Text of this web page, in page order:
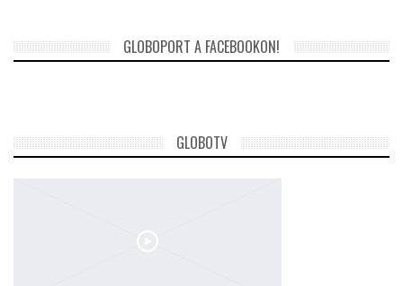
GLOBOPORT A FACEBOOKON!
GLOBOTV